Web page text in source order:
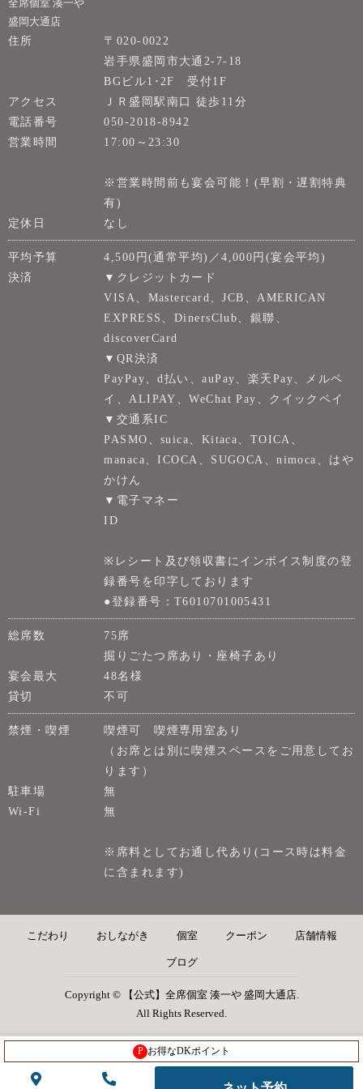
全席個室 湊一や
盛岡大通店
住所
〒020-0022
岩手県盛岡市大通2-7-18
BGビル1･2F 受付1F
アクセス
ＪＲ盛岡駅南口 徒歩11分
電話番号
050-2018-8942
営業時間
17:00～23:30
※営業時間前も宴会可能！(早割・遅割特典
有)
定休日
なし
平均予算
4,500円(通常平均)／4,000円(宴会平均)
決済
▼クレジットカード
VISA、Mastercard、JCB、AMERICAN
EXPRESS、DinersClub、銀聯、
discoverCard
▼QR決済
PayPay、d払い、auPay、楽天Pay、メルペ
イ、ALIPAY、WeChat Pay、クイックペイ
▼交通系IC
PASMO、suica、Kitaca、TOICA、
manaca、ICOCA、SUGOCA、nimoca、はや
かけん
▼電子マネー
ID
※レシート及び領収書にインボイス制度の登
録番号を印字しております
●登録番号：T6010701005431
総席数
75席
掘りごたつ席あり・座椅子あり
宴会最大
48名様
貸切
不可
禁煙・喫煙
喫煙可 喫煙専用室あり
（お席とは別に喫煙スペースをご用意してお
ります）
駐車場
無
Wi-Fi
無
※席料としてお通し代あり(コース時は料金
に含まれます)
こだわり おしながき 個室 クーポン 店舗情報
ブログ
Copyright © 【公式】全席個室 湊一や 盛岡大通店.
All Rights Reserved.
P お得なDKポイント